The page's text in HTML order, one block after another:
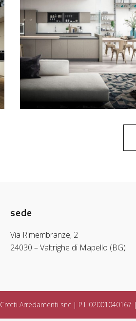
sede
Via Rimembranze, 2
24030 – Valtrighe di Mapello (BG)
Crotti Arredamenti snc | P.I. 02001040167 |